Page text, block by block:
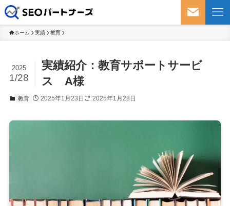
【名古屋のSEO対策】WEB上で優
ホーム 実績 教育
実績紹介：教育サポートサービ
ス A様
2025
1/28
教育 2025年1月23日 2025年1月28日